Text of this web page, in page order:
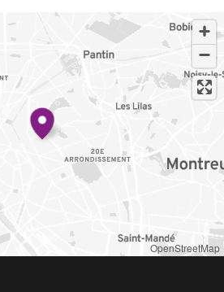
OpenStreetMap